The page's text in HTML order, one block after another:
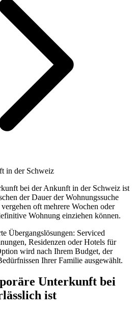
in der Schweiz
bei der Ankunft in der Schweiz ist
der Dauer der Wohnungssuche
oft mehrere Wochen oder
Wohnung einziehen können.
Übergangslösungen: Serviced
Residenzen oder Hotels für
wird nach Ihrem Budget, der
Ihrer Familie ausgewählt.
Unterkunft bei
ist